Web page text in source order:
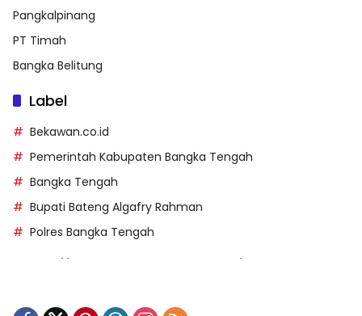
Pangkalpinang
PT Timah
Bangka Belitung
Label
Bekawan.co.id
Pemerintah Kabupaten Bangka Tengah
Bangka Tengah
Bupati Bateng Algafry Rahman
Polres Bangka Tengah